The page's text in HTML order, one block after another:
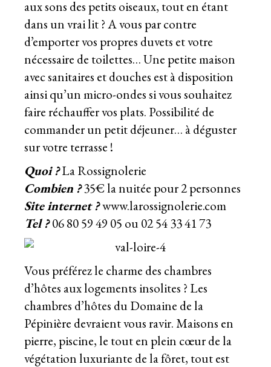
aux sons des petits oiseaux, tout en étant
dans un vrai lit ? A vous par contre
d’emporter vos propres duvets et votre
nécessaire de toilettes… Une petite maison
avec sanitaires et douches est à disposition
ainsi qu’un micro-ondes si vous souhaitez
faire réchauffer vos plats. Possibilité de
commander un petit déjeuner… à déguster
sur votre terrasse !
Quoi ?La Rossignolerie
Combien ?35€ la nuitée pour 2 personnes
Site internet ?www.larossignolerie.com
Tel ?06 80 59 49 05 ou02 54 33 41 73
Vous préférez le charme des chambres
d’hôtes aux logements insolites ? Les
chambres d’hôtes du Domaine de la
Pépinière devraient vous ravir. Maisons en
pierre, piscine, le tout en plein cœur de la
végétation luxuriante de la fôret, tout est